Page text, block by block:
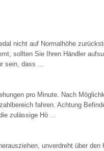
nicht auf Normalhöhe
sollten Sie Ihren Händler
sein, dass ...
pro Minute. Nach
fahren. Achtung
zulässige Hö ...
unverdreht über den